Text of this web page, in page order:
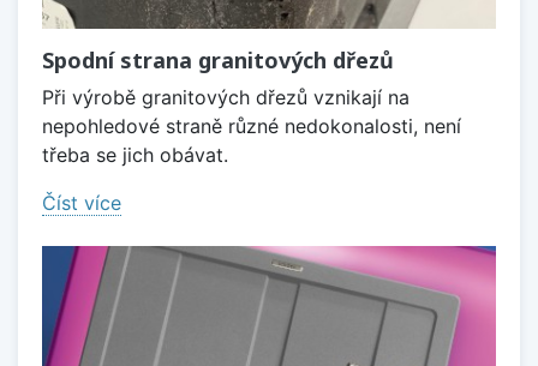
Spodní strana granitových dřezů
Při výrobě granitových dřezů vznikají na
nepohledové straně různé nedokonalosti, není
třeba se jich obávat.
Číst více